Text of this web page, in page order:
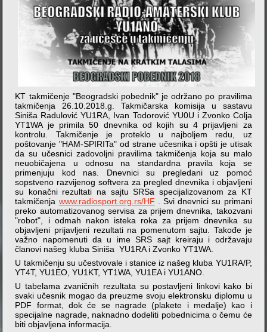
KT takmičenje "Beogradski pobednik" je održano po pravilima
takmičenja 26.10.2018.g. Takmičarska komisija u sastavu
Siniša Radulović YU1RA, Ivan Todorović YU0U i Zvonko Colja
YT1WA je primila 50 dnevnika od kojih su 4 prijavljeni za
kontrolu. Takmičenje je proteklo u najboljem redu, uz
poštovanje "HAM-SPIRITa" od strane učesnika i opšti je utisak
da su učesnici zadovoljni pravilima takmičenja koja su malo
neuobičajena u odnosu na standardna pravila koja se
primenjuju kod nas. Dnevnici su pregledani uz pomoć
sopstveno razvijenog softvera za pregled dnevnika i objavljeni
su konačni rezultati na sajtu SRSa specijalizovanom za KT
takmičenja www.radiosport.org.rs/HF . Svi dnevnici su primani
preko automatizovanog servisa za prijem dnevnika, takozvani
"robot", i odmah nakon isteka roka za prijem dnevnika su
objavljeni prijavljeni rezultati na pomenutom sajtu. Takođe je
važno napomenuti da u ime SRS sajt kreiraju i održavaju
članovi našeg kluba Siniša YU1RA i Zvonko YT1WA.
U takmičenju su učestvovale i stanice iz našeg kluba YU1RA/P,
YT4T, YU1EO, YU1KT, YT1WA, YU1EA i YU1ANO.
U tabelama zvaničnih rezultata su postavljeni linkovi kako bi
svaki učesnik mogao da preuzme svoju elektronsku diplomu u
PDF format, dok će se nagrade (plakete i medalje) kao i
specijalne nagrade, naknadno dodeliti pobednicima o čemu će
biti objavljena informacija.